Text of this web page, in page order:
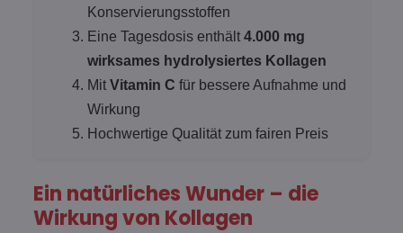
Konservierungsstoffen
Eine Tagesdosis enthält 4.000 mg
wirksames hydrolysiertes Kollagen
Mit Vitamin C für bessere Aufnahme und
Wirkung
Hochwertige Qualität zum fairen Preis
Ein natürliches Wunder – die
Wirkung von Kollagen